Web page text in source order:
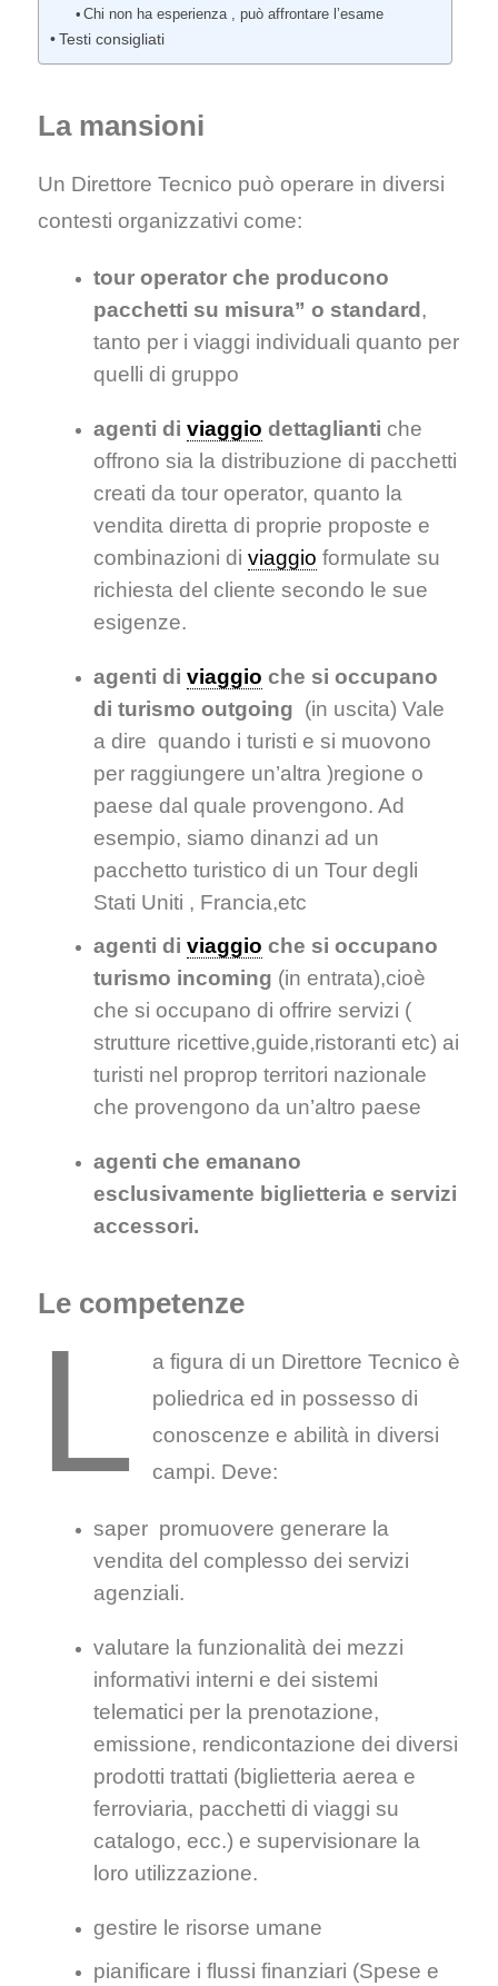
Chi non ha esperienza , può affrontare l’esame
Testi consigliati
La mansioni
Un Direttore Tecnico può operare in diversi
contesti organizzativi come:
tour operator che producono
pacchetti su misura” o standard ,
tanto per i viaggi individuali quanto per
quelli di gruppo
agenti di viaggio dettaglianti che
offrono sia la distribuzione di pacchetti
creati da tour operator, quanto la
vendita diretta di proprie proposte e
combinazioni di viaggio formulate su
richiesta del cliente secondo le sue
esigenze.
agenti di viaggio che si occupano
di turismo outgoing (in uscita) Vale
a dire quando i turisti e si muovono
per raggiungere un’altra )regione o
paese dal quale provengono. Ad
esempio, siamo dinanzi ad un
pacchetto turistico di un Tour degli
Stati Uniti , Francia,etc
agenti di viaggio che si occupano
turismo incoming (in entrata),cioè
che si occupano di offrire servizi (
strutture ricettive,guide,ristoranti etc) ai
turisti nel proprop territori nazionale
che provengono da un’altro paese
agenti che emanano
esclusivamente biglietteria e servizi
accessori.
Le competenze
L
a figura di un Direttore Tecnico è
poliedrica ed in possesso di
conoscenze e abilità in diversi
campi. Deve:
saper promuovere generare la
vendita del complesso dei servizi
agenziali.
valutare la funzionalità dei mezzi
informativi interni e dei sistemi
telematici per la prenotazione,
emissione, rendicontazione dei diversi
prodotti trattati (biglietteria aerea e
ferroviaria, pacchetti di viaggi su
catalogo, ecc.) e supervisionare la
loro utilizzazione.
gestire le risorse umane
pianificare i flussi finanziari (Spese e